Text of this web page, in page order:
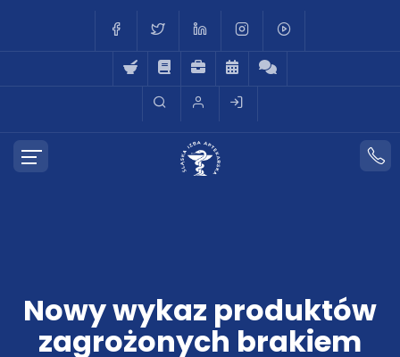
Nowy wykaz produktów
zagrożonych brakiem